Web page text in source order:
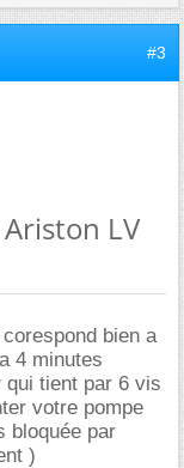
#3
LV
bien a
4 minutes
tient par 6 vis
votre pompe
bloquée par
)